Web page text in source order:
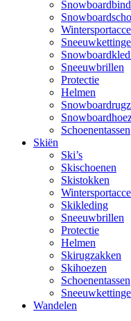
Sneeuwbrillen
Protectie
Helmen
Schoenentassen
Skiën
Ski’s
Skischoenen
Skistokken
Skikleding
Sneeuwbrillen
Protectie
Helmen
Skirugzakken
Skihoezen
Schoenentassen
Wandelen